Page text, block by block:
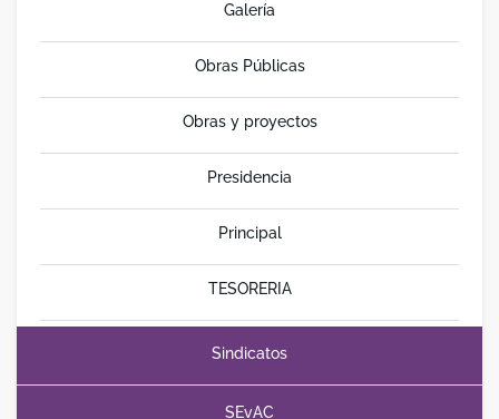
Galería
Obras Públicas
Obras y proyectos
Presidencia
Principal
TESORERIA
Sindicatos
SEvAC